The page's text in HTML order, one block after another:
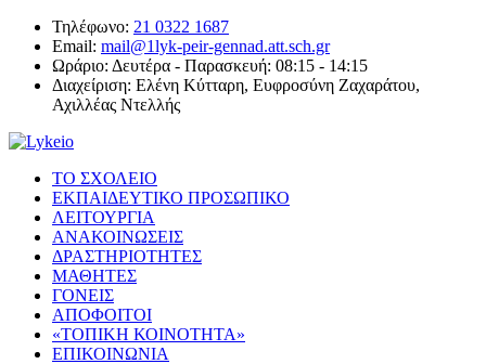
Τηλέφωνο: 21 0322 1687
Email: mail@1lyk-peir-gennad.att.sch.gr
Ωράριο: Δευτέρα - Παρασκευή: 08:15 - 14:15
Διαχείριση: Ελένη Κύτταρη, Ευφροσύνη Ζαχαράτου,
Αχιλλέας Ντελλής
ΤΟ ΣΧΟΛΕΙΟ
ΕΚΠΑΙΔΕΥΤΙΚΟ ΠΡΟΣΩΠΙΚΟ
ΛΕΙΤΟΥΡΓΙΑ
ΑΝΑΚΟΙΝΩΣΕΙΣ
ΔΡΑΣΤΗΡΙΟΤΗΤΕΣ
ΜΑΘΗΤΕΣ
ΓΟΝΕΙΣ
ΑΠΟΦΟΙΤΟΙ
«ΤΟΠΙΚΗ ΚΟΙΝΟΤΗΤΑ»
ΕΠΙΚΟΙΝΩΝΙΑ